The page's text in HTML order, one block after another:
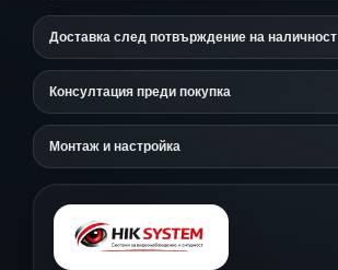
Доставка след потвърждение на наличност
Консултация преди покупка
Монтаж и настройка